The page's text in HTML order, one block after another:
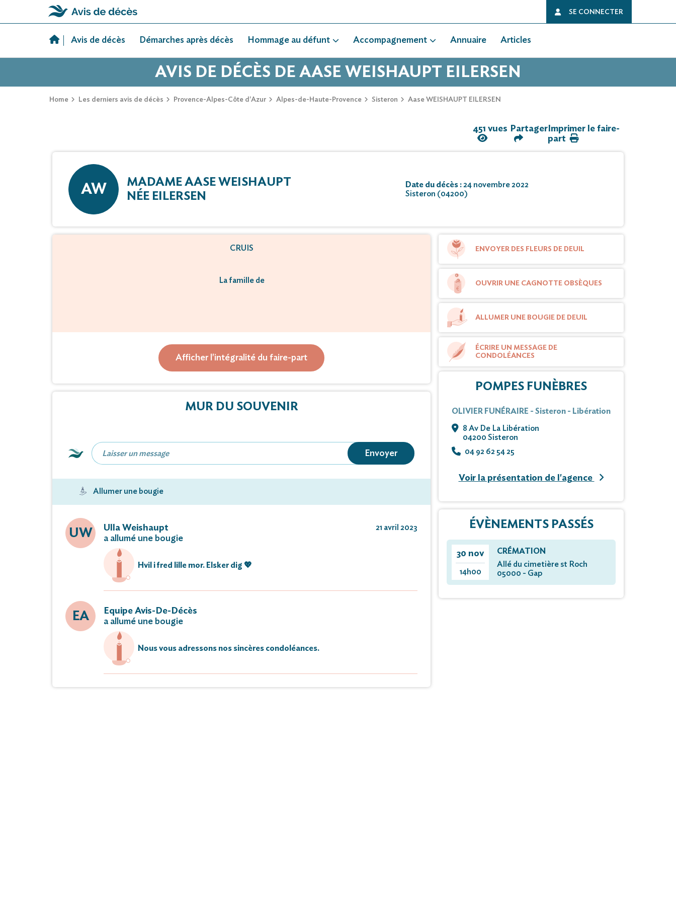
SE CONNECTER
Avis de décès Démarches après décès Hommage au défunt Accompagnement Annuaire Articles
AVIS DE DÉCÈS DE AASE WEISHAUPT EILERSEN
Home Les derniers avis de décès Provence-Alpes-Côte d'Azur Alpes-de-Haute-Provence Sisteron Aase WEISHAUPT EILERSEN
451 vues Partager Imprimer le faire-
part
AW
MADAME AASE WEISHAUPT
NÉE EILERSEN
Date du décès :24 novembre 2022
Sisteron (04200)
CRUIS
La famille de
A la tristesse de vous faire part de son décès
Survenu à l'âge de 97 ans.
Vous pouvez déposer vos messages de condoléances et témoignages sur ce site.
Afficher l'intégralité du faire-part
MUR DU SOUVENIR
Envoyer
Allumer une bougie
UW
Ulla Weishaupt
a allumé une bougie
21 avril 2023
Hvil i fred lille mor. Elsker dig 💖
EA
Equipe Avis-De-Décès
a allumé une bougie
Nous vous adressons nos sincères condoléances.
ENVOYER DES FLEURS DE DEUIL
OUVRIR UNE CAGNOTTE OBSÈQUES
ALLUMER UNE BOUGIE DE DEUIL
ÉCRIRE UN MESSAGE DE
CONDOLÉANCES
POMPES FUNÈBRES
OLIVIER FUNÉRAIRE - Sisteron - Libération
8 Av De La Libération
04200 Sisteron
04 92 62 54 25
Voir la présentation de l'agence
ÉVÈNEMENTS PASSÉS
30 nov
14h00
CRÉMATION
Allé du cimetière st Roch
05000 - Gap